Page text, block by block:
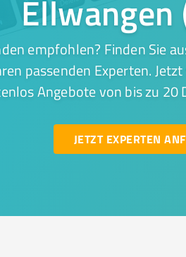
Ellwangen
empfohlen? Finden Sie
passenden Experten.
Angebote von bis zu 20
JETZT EXPERTEN